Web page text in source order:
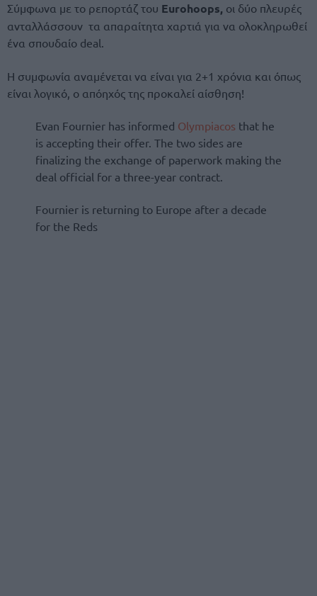
Σύμφωνα με το ρεπορτάζ του Eurohoops, οι δύο πλευρές
ανταλλάσσουν τα απαραίτητα χαρτιά για να ολοκληρωθεί
ένα σπουδαίο deal.
Η συμφωνία αναμένεται να είναι για 2+1 χρόνια και όπως
είναι λογικό, ο απόηχός της προκαλεί αίσθηση!
Evan Fournier has informed Olympiacos that he
is accepting their offer. The two sides are
finalizing the exchange of paperwork making the
deal official for a three-year contract.
Fournier is returning to Europe after a decade
for the Reds